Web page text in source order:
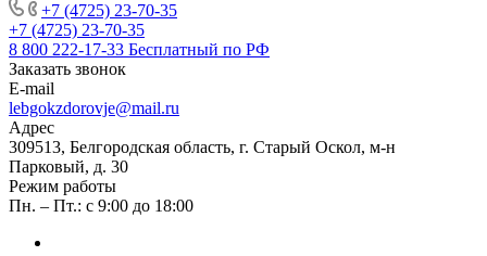
+7 (4725) 23-70-35
+7 (4725) 23-70-35
8 800 222-17-33 Бесплатный по РФ
Заказать звонок
E-mail
lebgokzdorovje@mail.ru
Адрес
309513, Белгородская область, г. Старый Оскол, м-н
Парковый, д. 30
Режим работы
Пн. – Пт.: с 9:00 до 18:00